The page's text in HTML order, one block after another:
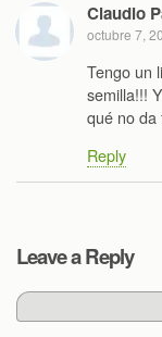
Claudio
octubre 7,
Tengo un
semilla!!!
qué no da
Reply
Leave a Reply